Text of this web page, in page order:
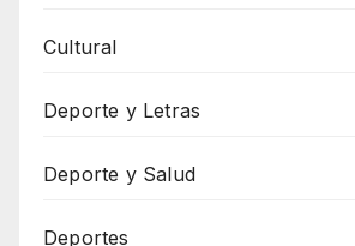
Cultural
Deporte y Letras
Deporte y Salud
Deportes